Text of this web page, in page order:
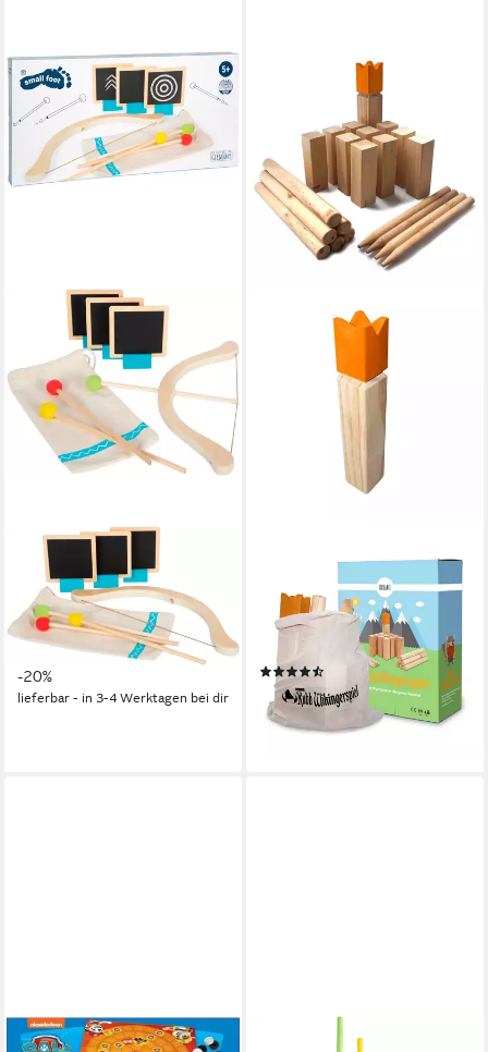
SMALL FOOT
Spiel Pfeil und Bogen, Active,
Kinderspiel, inkl.
Aufbewahrungsbeutel
ab 23,94 €
UVP29,99 €
-20%
lieferbar - in 3-4 Werktagen bei dir
verschiedenen Größen,
Familienspiel, Wikinger Spiel -
Wurfspiel mit Teams
21,99 €
lieferbar - in 4-5 Werktagen bei dir